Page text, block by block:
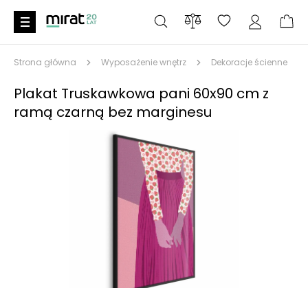
Strona główna Wyposażenie wnętrz Dekoracje ścienne
Plakat Truskawkowa pani 60x90 cm z
ramą czarną bez marginesu